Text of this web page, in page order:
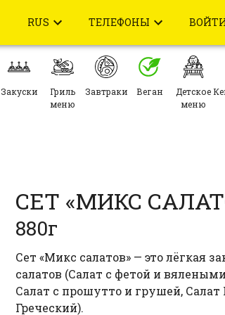
RUS ТЕЛЕФОНЫ
Закуски
Гриль
меню
Завтраки Веган
Детское
меню
СЕТ «МИКС
880г
Сет «Микс салатов» — это лёгкая
салатов (Салат с фетой и
Салат с прошутто и грушей, Салат
Греческий).